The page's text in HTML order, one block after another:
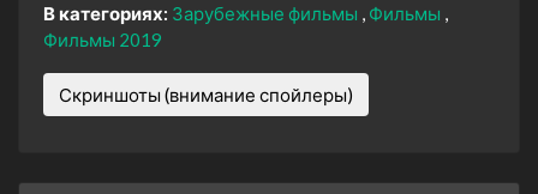
В категориях: Зарубежные фильмы
Фильмы
Фильмы 2019
Скриншоты (внимание спойлеры)